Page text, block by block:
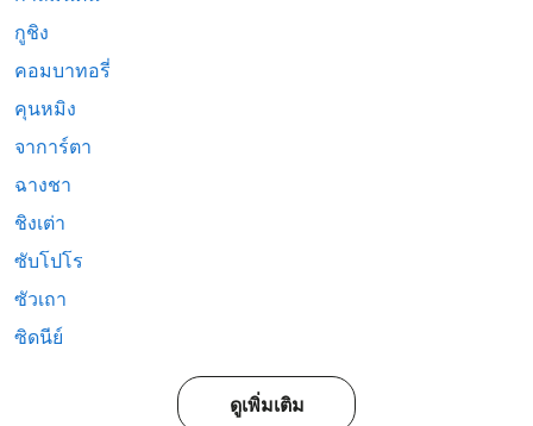
กูชิง
คอมบาทอรี่
คุนหมิง
จาการ์ตา
ฉางชา
ชิงเต่า
ซับโปโร
ซัวเถา
ซิดนีย์
ดูเพิ่มเติม